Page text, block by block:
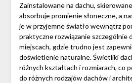
Zainstalowane na dachu,
absorbuje promienie słoneczne, a
je w przyjemne światło wewnątrz
praktyczne rozwiązanie szczególnie
miejscach, gdzie trudno jest
doświetlenie naturalne. Świetliki
różnych kształtach i rozmiarach, co
do różnych rodzajów dachów i